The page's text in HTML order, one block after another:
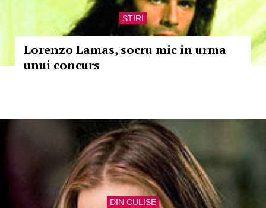
STIRI
Lorenzo Lamas, socru mic in urma
unui concurs
DIN CULISE